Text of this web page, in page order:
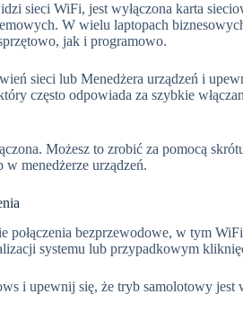
sieci WiFi, jest wyłączona karta
W wielu laptopach
jak i programowo.
sieci lub Menedżera urządzeń i
często odpowiada za szybkie
Możesz to zrobić za pomocą
menedżerze urządzeń.
połączenia bezprzewodowe, w tym
systemu lub przypadkowym
i upewnij się, że tryb samolotowy jest